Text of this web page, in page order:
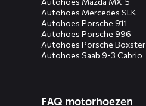
Autohoes Mercedes SLK
Autohoes Porsche 911
Autohoes Porsche 996
Autohoes Porsche Boxster
Autohoes Saab 9-3 Cabrio
FAQ motorhoezen